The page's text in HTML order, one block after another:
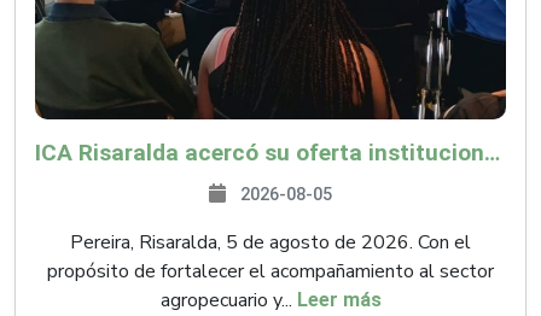
ICA Risaralda acercó su oferta institucional a productores y emprendedores en Expocamello
2026-08-05
Pereira, Risaralda, 5 de agosto de 2026. Con el
propósito de fortalecer el acompañamiento al sector
agropecuario y... Leer más